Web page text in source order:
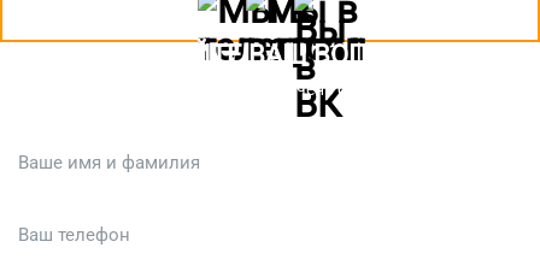
ЗАДАЙТЕ ВАШ ВОПРОС
Или кратко опишите ситуацию. Мы очень быстро свяжемся с вами